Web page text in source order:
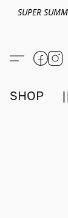
SUPER
SHOP